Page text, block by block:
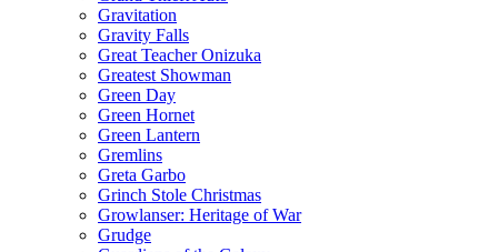
Gravitation
Gravity Falls
Great Teacher Onizuka
Greatest Showman
Green Day
Green Hornet
Green Lantern
Gremlins
Greta Garbo
Grinch Stole Christmas
Growlanser: Heritage of War
Grudge